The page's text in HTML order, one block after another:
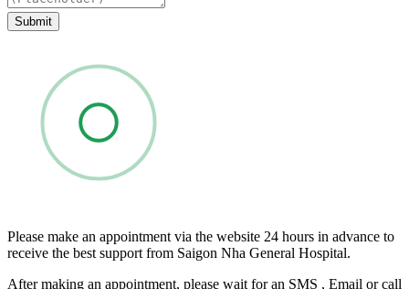
Submit
Please make an appointment via the website 24 hours in advance to
receive the best support from Saigon Nha General Hospital.
After making an appointment, please wait for an SMS , Email or call